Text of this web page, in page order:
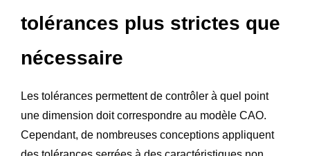
tolérances plus strictes que
nécessaire
Les tolérances permettent de contrôler à quel point
une dimension doit correspondre au modèle CAO.
Cependant, de nombreuses conceptions appliquent